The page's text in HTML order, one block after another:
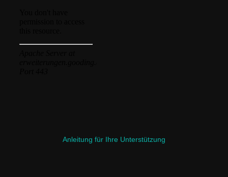
Anleitung für Ihre Unterstützung